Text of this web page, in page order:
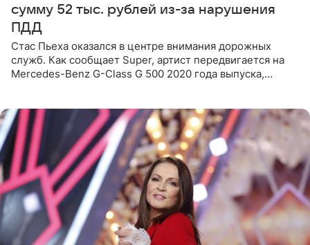
сумму 52 тыс. рублей из-за нарушения
ПДД
Стас Пьеха оказался в центре внимания дорожных
служб. Как сообщает Super, артист передвигается на
Mercedes-Benz G-Class G 500 2020 года выпуска,